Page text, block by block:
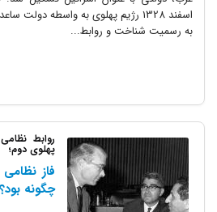
اسفند 1328 رژیم پهلوی به واسطه دولت
به رسمیت شناخت و روابط...
روابط نظامی
پهلوی دوم؛
فاز نظامی
چگونه بود؟